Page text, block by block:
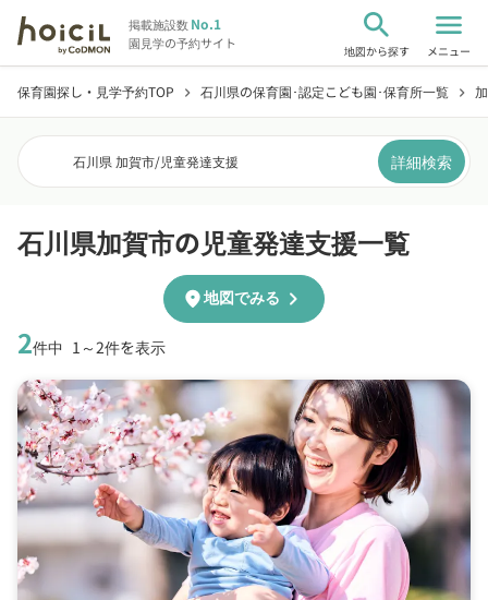
掲載施設数No.1
園見学の予約サイト
search
地図から探す
menu
メニュー
保育園探し・見学予約TOP chevron_right 石川県の保育園･認定こども園･保育所一覧 chevron_right
石川県 加賀市/児童発達支援 詳細検索
石川県加賀市の児童発達支援一覧
2件中 1～2件を表示
location_on地図でみる chevron_right